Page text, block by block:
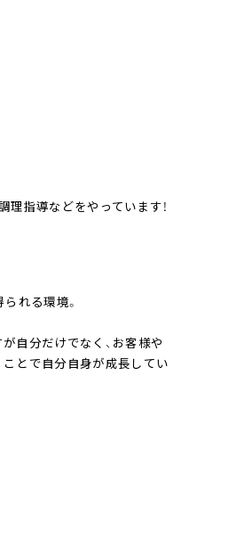
理指導などをやっています！
れる環境。
自分だけでなく、お客様や
とで自分自身が成長してい